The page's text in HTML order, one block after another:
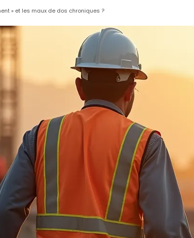
» et les maux de dos chroniques ?